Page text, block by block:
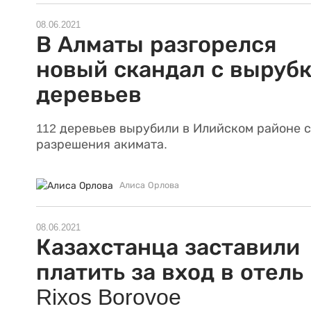
08.06.2021
В Алматы разгорелся
новый скандал с
деревьев
112 деревьев вырубили в Илийском районе с
разрешения акимата.
Алиса Орлова
08.06.2021
Казахстанца заставили
платить за вход в отель
Rixos Borovoe